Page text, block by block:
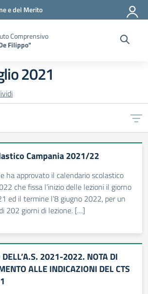
degli strumenti
e del Merito
Comprensivo
Filippo"
2021
Campania 2021/22
ha approvato il calendario scolastico
che fissa l’inizio delle lezioni il giorno
ed il termine l’8 giugno 2022, per un
202 giorni di lezione. […]
2021-2022. NOTA DI
ALLE INDICAZIONI DEL CTS